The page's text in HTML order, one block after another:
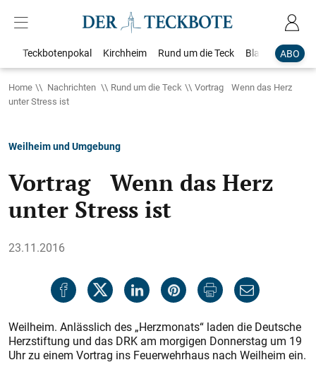
ABO
Teckbotenpokal Kirchheim Rund um die Teck Blaulicht
Home Nachrichten Rund um die Teck
Vortrag Wenn das Herz
unter Stress ist
Weilheim und Umgebung
Vortrag Wenn das Herz
unter Stress ist
23.11.2016
Weilheim. Anlässlich des „Herzmonats“ laden die Deutsche
Herzstiftung und das DRK am morgigen Donnerstag um 19
Uhr zu einem Vortrag ins Feuerwehrhaus nach Weilheim ein.